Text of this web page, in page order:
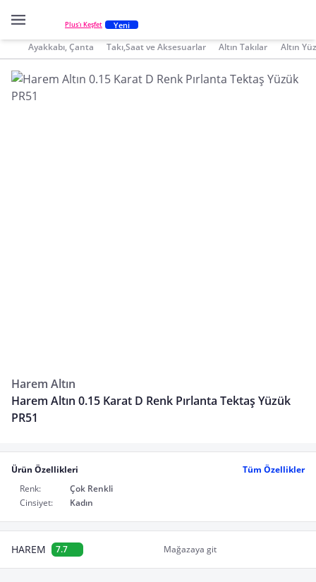
Plus'ı Keşfet Yeni
Ayakkabı, Çanta Takı,Saat ve Aksesuarlar Altın Takılar Altın
Harem Altın
Harem Altın 0.15 Karat D Renk Pırlanta Tektaş Yüzük
PR51
Ürün Özellikleri
Tüm Özellikler
Renk:
Çok Renkli
Cinsiyet:
Kadın
HAREM 7.7 Mağazaya git